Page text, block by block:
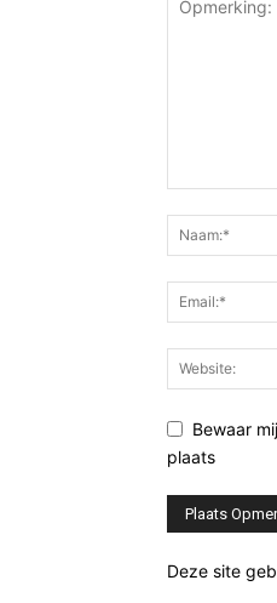
Bewaar
plaats
Deze site